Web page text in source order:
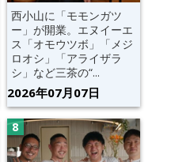
西小山に「モモンガツ
ー」が開業。エヌイーエ
ス「オモウツボ」「メジ
ロオシ」「アライザラ
シ」など三茶の“...
2026年07月07日